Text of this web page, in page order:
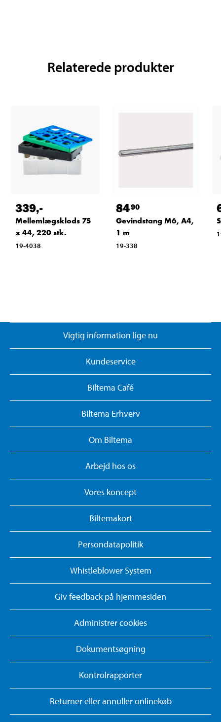
Relaterede produkter
339,-
Mellemlægsklods 75
x 44, 220 stk.
19-4038
8490
Gevindstang M6, A4,
1 m
19-338
Vigtig information lige nu
Kundeservice
Biltema Café
Biltema Erhverv
Om Biltema
Arbejd hos os
Vores koncept
Biltemakort
Persondatapolitik
Whistleblower System
Giv feedback på hjemmesiden
Administrer cookies
Dokumentsøgning
Kontrolrapporter
Returner eller annuller onlinekøb